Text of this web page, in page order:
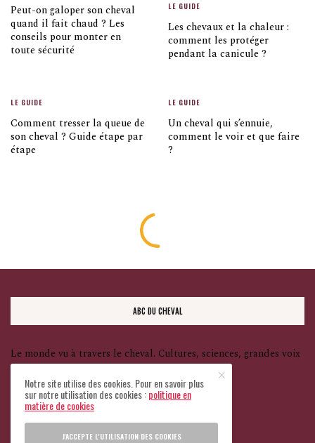
Peut-on galoper son cheval
quand il fait chaud ? Les
conseils pour monter en
toute sécurité
LE GUIDE
Les chevaux et la chaleur :
comment les protéger
pendant la canicule ?
LE GUIDE
Comment tresser la queue de
son cheval ? Guide étape par
étape
LE GUIDE
Un cheval qui s’ennuie,
comment le voir et que faire
?
ABC DU CHEVAL
Le monde vu à travers le cheval. Cultures, sciences, grandes voix
— et une seule ligne rouge : le bien-être animal.
Notre site utilise des cookies. Pour en savoir plus
sur notre utilisation des cookies :politique en
matière de cookies
J'ACCEPTE L'UTILISATION DES COOKIES